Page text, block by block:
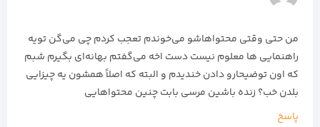
من حتی وقتی محتواهاشو می‌خوندم تعجب کردم چی می‌گن تویه
راهنمایی ها معلوم نیست دست اخه می‌گفتم بهانه‌ای بگیرم شبم
که اون توضیحارو دادن خندیدم و البته که اصلاً همشون یه چیزایی
بلدن خب؟ زنده باشین مرسی بابت چنین محتواهایی
پاسخ